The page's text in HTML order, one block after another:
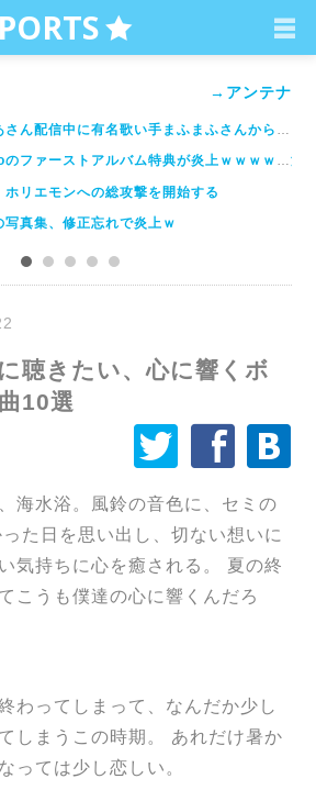
C
→アンテナ
ホリエモンへの総攻撃を開始する
写真集、修正忘れで炎上ｗ
海
聴きたい、心に響くボ
10選
å ä æ
海水浴。風鈴の音色に、セミの
た日を思い出し、切ない想いに
気持ちに心を癒される。 夏の終
こうも僕達の心に響くんだろ
わってしまって、なんだか少し
しまうこの時期。 あれだけ暑か
っては少し恋しい。